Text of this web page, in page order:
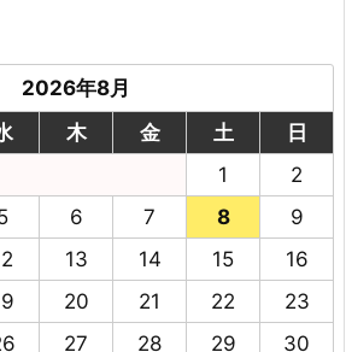
2026年8月
木 金 土
日
1
2
6 7 8
9
13 14 15
16
20 21 22
23
27 28 29 30